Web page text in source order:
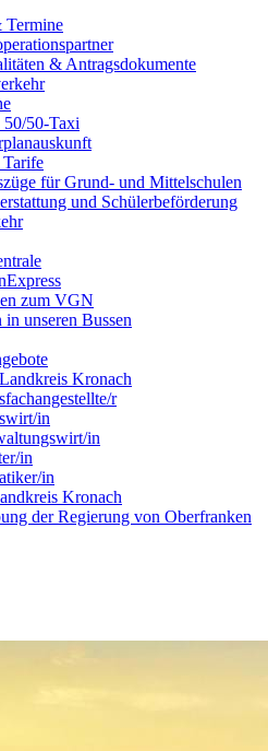
Termine
& Antragsdokumente
50-Taxi
Tarife
für Grund- und Mittelschulen
und Schülerbeförderung
zum VGN
in unseren Bussen
Kronach
r
in
in
in
in
Kronach
der Regierung von Oberfranken